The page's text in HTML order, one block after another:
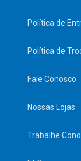
Política de
Política de
Fale Conosco
Nossas Lojas
Trabalhe